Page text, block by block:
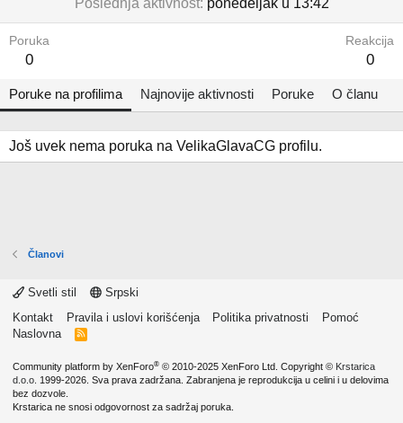
Poslednja aktivnost ponedelјak u 13:42
Poruka
0
Reakcija
0
Poruke na profilima Najnovije aktivnosti Poruke O članu
Još uvek nema poruka na VelikaGlavaCG profilu.
Članovi
Svetli stil
Srpski
Kontakt
Pravila i uslovi korišćenja Politika privatnosti
Pomoć
Naslovna
R
Community platform by XenForo® © 2010-2025 XenForo Ltd. Copyright © Krstarica
d.o.o. 1999-2026. Sva prava zadržana. Zabranjena je reprodukcija u celini i u delovima
bez dozvole.
Krstarica ne snosi odgovornost za sadržaj poruka.